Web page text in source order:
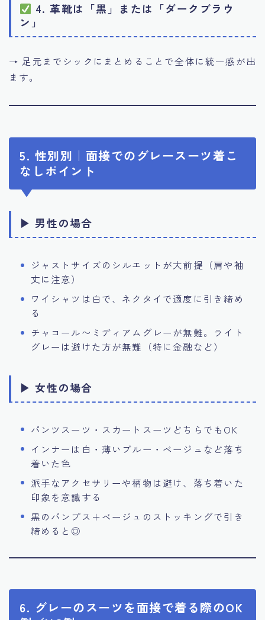
4. 革靴は「黒」または「ダークブラウ
ン」
→ 足元までシックにまとめることで全体に統一感が出
ます。
5. 性別別｜面接でのグレースーツ着こ
なしポイント
▶ 男性の場合
ジャストサイズのシルエットが大前提（肩や袖
丈に注意）
ワイシャツは白で、ネクタイで適度に引き締め
る
チャコール〜ミディアムグレーが無難。ライト
グレーは避けた方が無難（特に金融など）
▶ 女性の場合
パンツスーツ・スカートスーツどちらでもOK
インナーは白・薄いブルー・ベージュなど落ち
着いた色
派手なアクセサリーや柄物は避け、落ち着いた
印象を意識する
黒のパンプス＋ベージュのストッキングで引き
締めると◎
6. グレーのスーツを面接で着る際のOK